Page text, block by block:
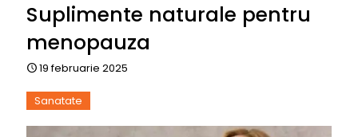
Suplimente naturale pentru
menopauza
19 februarie 2025
Sanatate